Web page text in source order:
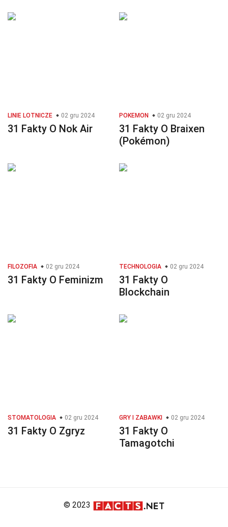
LINIE LOTNICZE 02 gru 2024
31 Fakty O Nok Air
POKEMON 02 gru 2024
31 Fakty O Braixen
(Pokémon)
FILOZOFIA 02 gru 2024
31 Fakty O Feminizm
TECHNOLOGIA 02 gru 2024
31 Fakty O
Blockchain
STOMATOLOGIA 02 gru 2024
31 Fakty O Zgryz
GRY I ZABAWKI 02 gru 2024
31 Fakty O
Tamagotchi
© 2023